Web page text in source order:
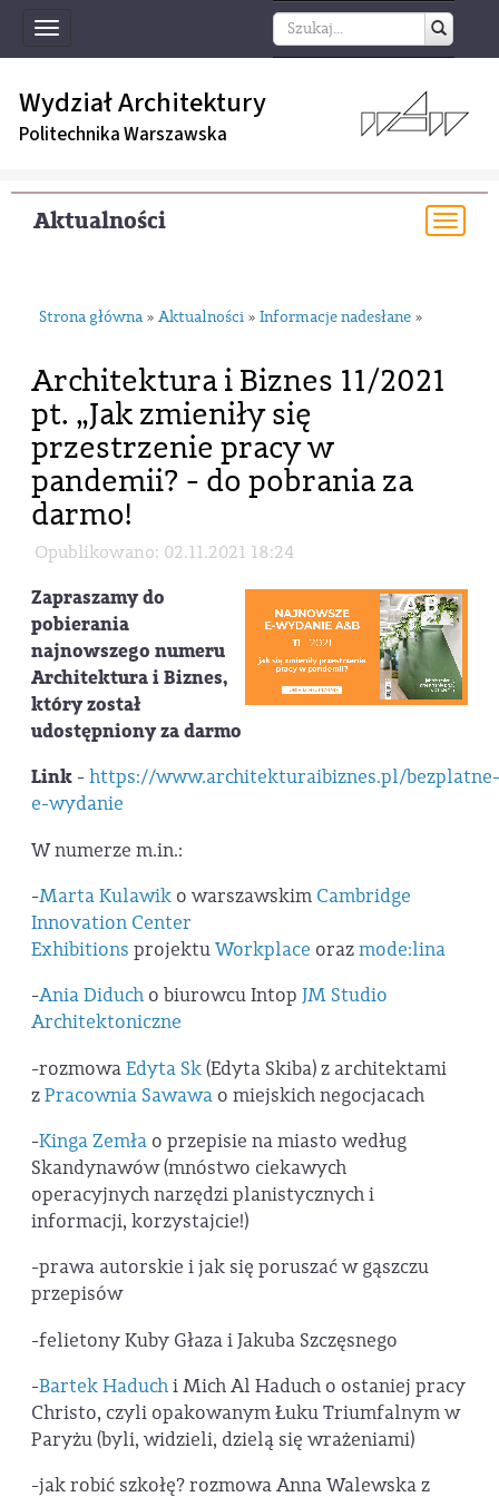
Toggle
navigation
Wydział Architektury
Politechnika Warszawska
Aktualności
Strona główna » Aktualności » Informacje nadesłane »
Architektura i Biznes 11/2021
pt. „Jak zmieniły się
przestrzenie pracy w
pandemii? - do pobrania za
darmo!
Opublikowano: 02.11.2021 18:24
Zapraszamy do
pobierania
najnowszego numeru
Architektura i Biznes,
który został
udostępniony za darmo
Link -https://www.architekturaibiznes.pl/bezplatne-
e-wydanie
W numerze m.in.:
-Marta Kulawik o warszawskim Cambridge
Innovation Center
Exhibitions projektuWorkplace orazmode:lina
-Ania Diduch o biurowcu Intop JM Studio
Architektoniczne
-rozmowaEdyta Sk(Edyta Skiba) z architektami
zPracownia Sawawa o miejskich negocjacach
-Kinga Zemła o przepisie na miasto według
Skandynawów (mnóstwo ciekawych
operacyjnych narzędzi planistycznych i
informacji, korzystajcie!)
-prawa autorskie i jak się poruszać w gąszczu
przepisów
-felietony Kuby Głaza i Jakuba Szczęsnego
-Bartek Haduchi Mich Al Haduch o ostaniej pracy
Christo, czyli opakowanym Łuku Triumfalnym w
Paryżu (byli, widzieli, dzielą się wrażeniami)
-jak robić szkołę? rozmowa Anna Walewska z